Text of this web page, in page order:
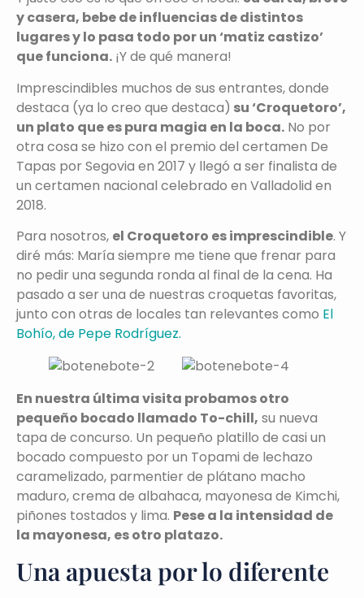
y casera, bebe de influencias de distintos
lugares y lo pasa todo por un ‘matiz castizo’
que funciona. ¡Y de qué manera!
Imprescindibles muchos de sus entrantes, donde
destaca (ya lo creo que destaca) su ‘Croquetoro’,
un plato que es pura magia en la boca. No por
otra cosa se hizo con el premio del certamen De
Tapas por Segovia en 2017 y llegó a ser finalista de
un certamen nacional celebrado en Valladolid en
2018.
Para nosotros, el Croquetoro es imprescindible. Y
diré más: María siempre me tiene que frenar para
no pedir una segunda ronda al final de la cena. Ha
pasado a ser una de nuestras croquetas favoritas,
junto con otras de locales tan relevantes como El
Bohío, de Pepe Rodríguez.
En nuestra última visita probamos otro
pequeño bocado llamado To-chill, su nueva
tapa de concurso. Un pequeño platillo de casi un
bocado compuesto por un Topami de lechazo
caramelizado, parmentier de plátano macho
maduro, crema de albahaca, mayonesa de Kimchi,
piñones tostados y lima. Pese a la intensidad de
la mayonesa, es otro platazo.
Una apuesta por lo diferente